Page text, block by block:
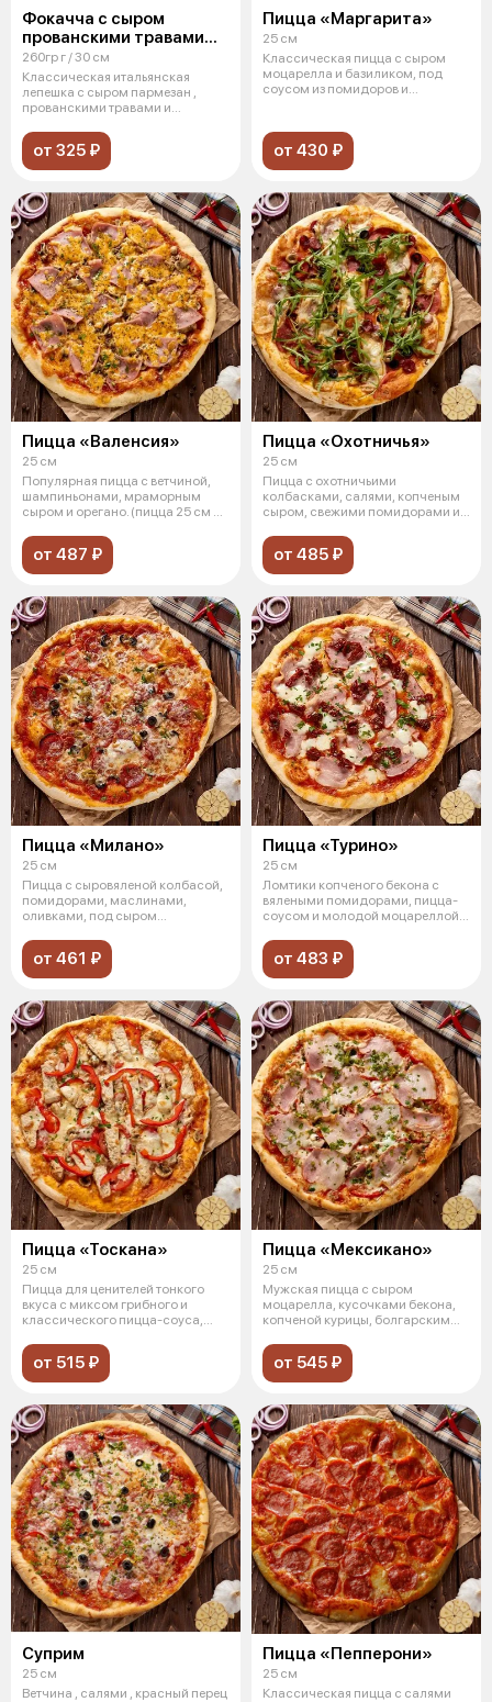
Фокачча с сыром
прованскими травами
и розмарином
260гр г / 30 см
Классическая итальянская
лепешка с сыром пармезан ,
прованскими травами и
от 325 ₽
Пицца «Маргарита»
25 см
Классическая пицца с сыром
моцарелла и базиликом, под
соусом из помидоров и
от 430 ₽
Пицца «Валенсия»
25 см
Популярная пицца с ветчиной,
шампиньонами, мраморным
сыром и орегано. (пицца 25 см на
от 487 ₽
Пицца «Охотничья»
25 см
Пицца с охотничьими
колбасками, салями, копченым
сыром, свежими помидорами и
от 485 ₽
Пицца «Милано»
25 см
Пицца с сыровяленой колбасой,
помидорами, маслинами,
оливками, под сыром
от 461 ₽
Пицца «Турино»
25 см
Ломтики копченого бекона с
вялеными помидорами, пицца-
соусом и молодой моцареллой,
от 483 ₽
Пицца «Тоскана»
25 см
Пицца для ценителей тонкого
вкуса с миксом грибного и
классического пицца-соуса,
от 515 ₽
Пицца «Мексикано»
25 см
Мужская пицца с сыром
моцарелла, кусочками бекона,
копченой курицы, болгарским
от 545 ₽
Суприм
25 см
Ветчина , салями , красный перец
Пицца «Пепперони»
25 см
Классическая пицца с салями